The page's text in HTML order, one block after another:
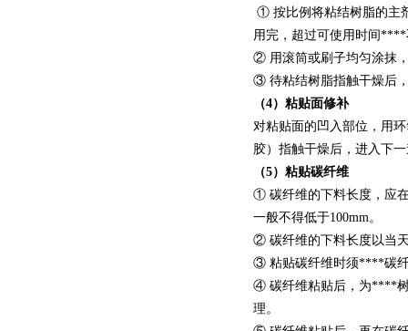
① 按比例将粘结树脂的主
用完，超过可使用时间****
② 用滚筒或刷子均匀涂抹
③ 待粘结树脂指触干燥后
（4）粘贴面修补
对粘贴面的凹入部位，用
胶）指触干燥后，进入下
（5）粘贴碳纤维
① 碳纤维的下料长度，应
一般不得低于100mm。
② 碳纤维的下料长度以当
③ 粘贴碳纤维时须****碳纤
④ 碳纤维粘贴后，为****树
理。